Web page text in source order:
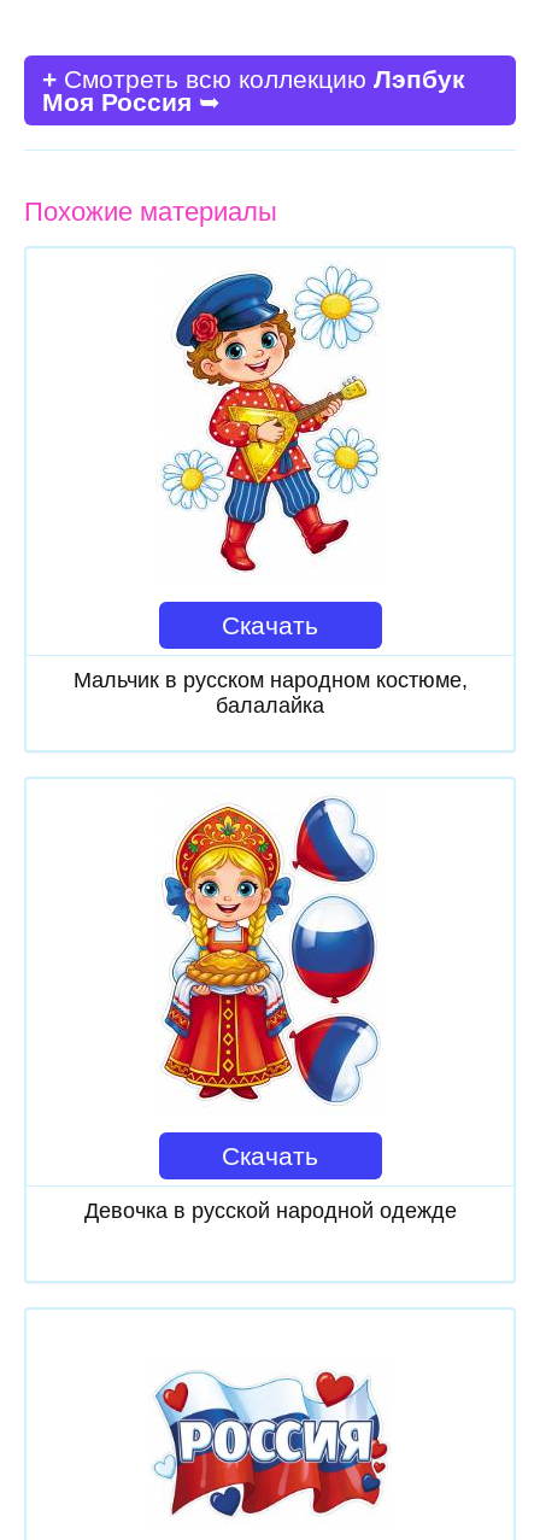
+ Смотреть всю коллекцию Лэпбук
Моя Россия ➥
Похожие материалы
Скачать
Мальчик в русском народном костюме,
балалайка
Скачать
Девочка в русской народной одежде